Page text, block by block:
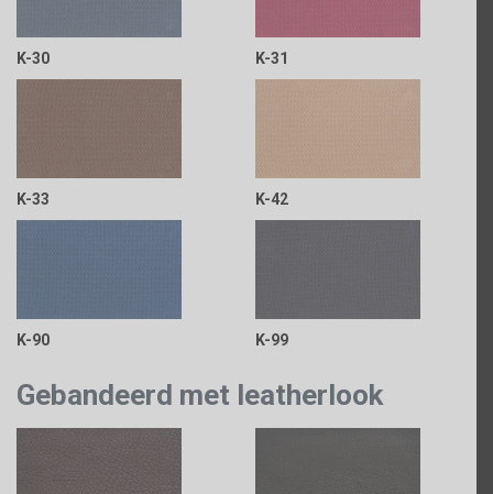
K-30 K-31
K-33 K-42
K-90 K-99
Gebandeerd met leatherlook